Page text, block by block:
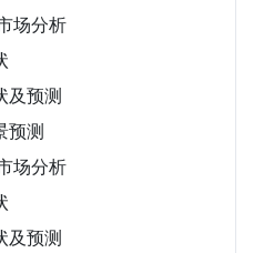
场分析
及预测
预测
场分析
及预测